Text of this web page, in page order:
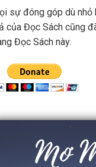
sự đóng góp dù
của Đọc Sách cũng
Đọc Sách này.